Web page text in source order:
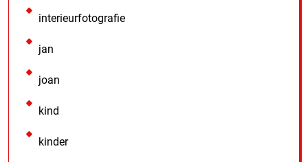
interieurfotografie
jan
joan
kind
kinder